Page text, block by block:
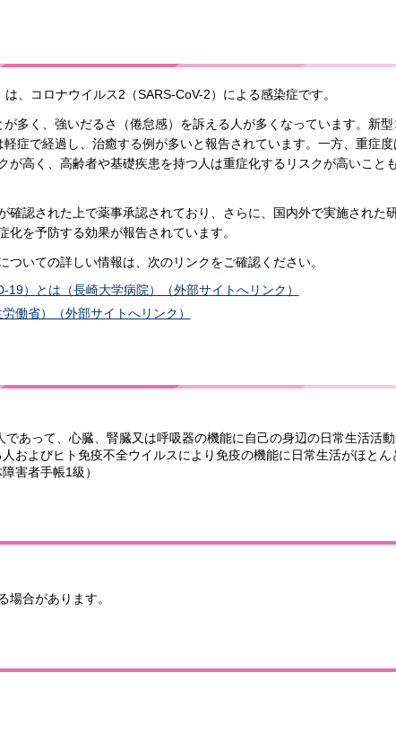
、コロナウイルス2（SARS-CoV-2）による感染症です。
多く、強いだるさ（倦怠感）を訴える人が多くなっています。新型
症で経過し、治癒する例が多いと報告されています。一方、重症度
が高く、高齢者や基礎疾患を持つ人は重症化するリスクが高いこと
確認された上で薬事承認されており、さらに、国内外で実施された
を予防する効果が報告されています。
いての詳しい情報は、次のリンクをご確認ください。
）とは（長崎大学病院）（外部サイトへリンク）
働省）（外部サイトへリンク）
あって、心臓、腎臓又は呼吸器の機能に自己の身辺の日常生活活
およびヒト免疫不全ウイルスにより免疫の機能に日常生活がほとん
害者手帳1級）
場合があります。